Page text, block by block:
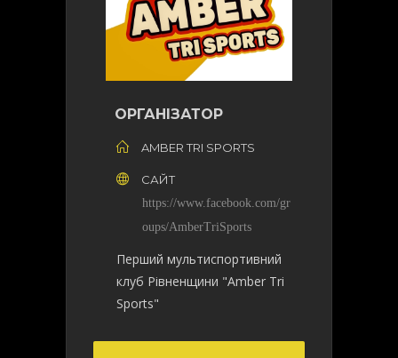
ОРГАНІЗАТОР
AMBER TRI SPORTS
САЙТ
https://www.facebook.com/gr
oups/AmberTriSports
Перший мультиспортивний
клуб Рівненщини "Amber Tri
Sports"